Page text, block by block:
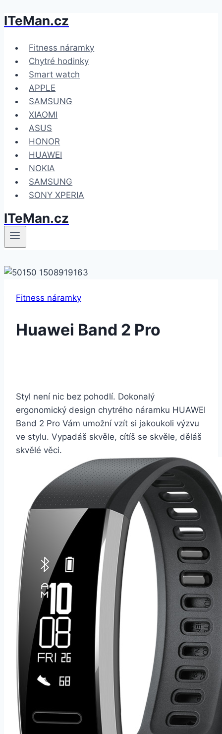
Přeskočit
obsah
ITeMan.cz
Fitness náramky
Chytré hodinky
Smart watch
APPLE
SAMSUNG
XIAOMI
ASUS
HONOR
HUAWEI
NOKIA
SAMSUNG
SONY XPERIA
ITeMan.cz
Fitness náramky
Huawei Band 2 Pro
Styl není nic bez pohodlí. Dokonalý
ergonomický design chytrého náramku HUAWEI
Band 2 Pro Vám umožní vzít si jakoukoli výzvu
ve stylu. Vypadáš skvěle, cítíš se skvěle, děláš
skvělé věci.